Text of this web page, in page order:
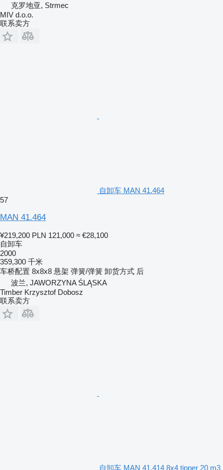
克罗地亚, Strmec
MIV d.o.o.
联系卖方
自卸车 MAN 41.464
57
MAN 41.464
¥219,200 PLN 121,000 ≈ €28,100
自卸车
2000
359,300 千米
车桥配置 8x8x8 悬架 弹簧/弹簧 卸货方式 后
波兰, JAWORZYNA ŚLĄSKA
Timber Krzysztof Dobosz
联系卖方
自卸车 MAN 41.414 8x4 tipper 20 m3